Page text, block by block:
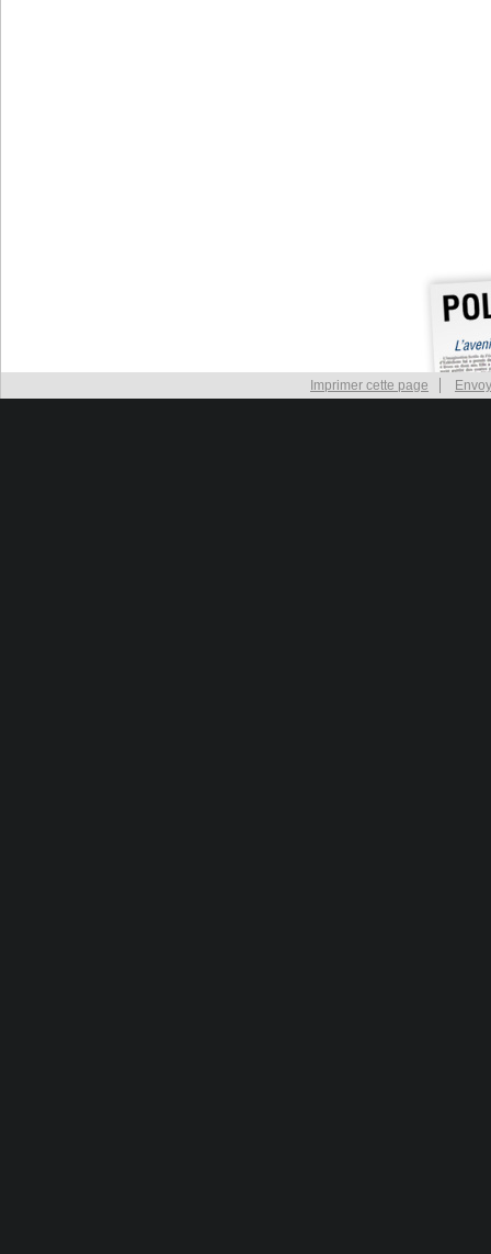
Imprimer cette page